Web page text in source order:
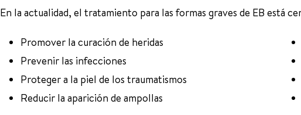
En la actualidad, el tratamiento para las formas graves de EB está
Promover la curación de heridas
Prevenir las infecciones
Proteger a la piel de los traumatismos
Reducir la aparición de ampollas